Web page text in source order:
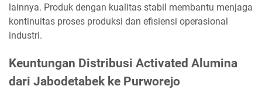
lainnya. Produk dengan kualitas stabil membantu menjaga
kontinuitas proses produksi dan efisiensi operasional
industri.
Keuntungan Distribusi Activated Alumina
dari Jabodetabek ke Purworejo